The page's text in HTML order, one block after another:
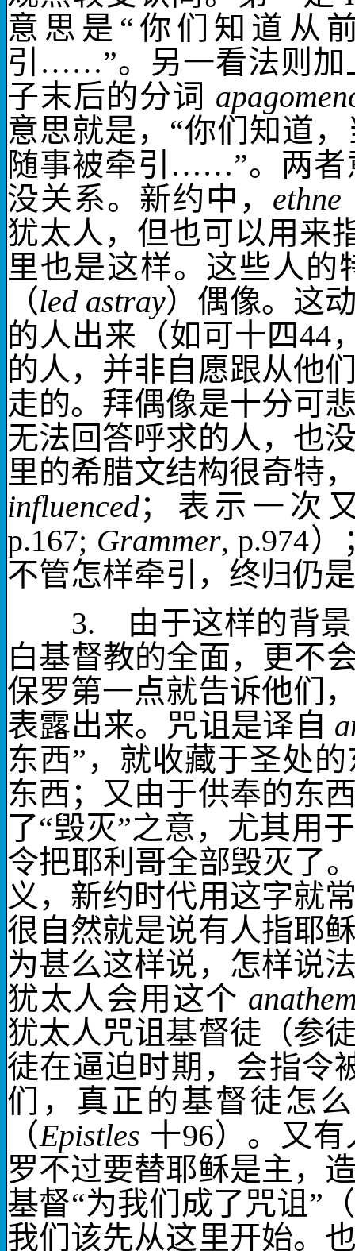
意思是“你们知道从
引……”。另一看法则加
子末后的分词
意思就是，“你们知道
随事被牵引……”。两者
没关系。新约中， ethne
犹太人，但也可以用来
里也是这样。这些人
（led astray）偶像。这
的人出来（如可十四44
的人，并非自愿跟从他
走的。拜偶像是十分可
无法回答呼求的人，也
里的希腊文结构很奇特
influenced；表示一次
p.167; Grammer, p.974）
不管怎样牵引，终归仍
3. 由于这样的背景
白基督教的全面，更不
保罗第一点就告诉他们
表露出来。 咒诅 是译自
东西”，就收藏于圣处
东西；又由于供奉的东
了“毁灭”之意，尤其用
令把耶利哥全部毁灭了
义，新约时代用这字就
很自然就是说有人指耶
为甚么这样说，怎样说
犹太人会用这个
犹太人咒诅基督徒（参
徒在逼迫时期，会指令
们，真正的基督徒怎
（Epistles 十96）。又
罗不过要替耶稣是主，
基督“为我们成了咒诅”
我们该先从这里开始。